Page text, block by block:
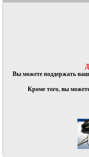
Вы можете поддержать
Кроме того, вы